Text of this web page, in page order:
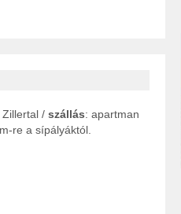
/ szállás: apartman
re a sípályáktól.